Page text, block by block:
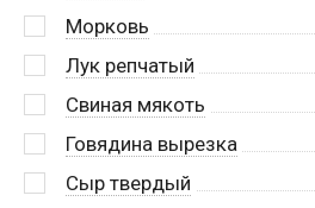
Морковь
Лук репчатый
Свиная мякоть
Говядина вырезка
Сыр твердый